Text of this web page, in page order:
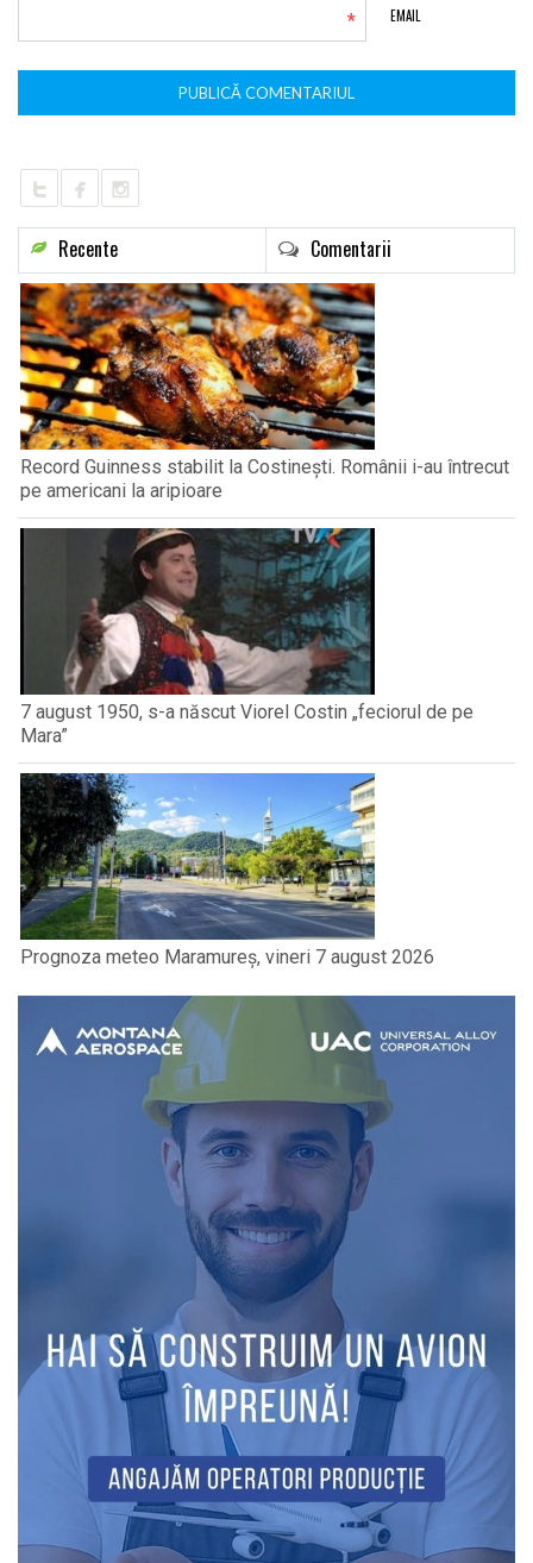
EMAIL
*
Recente Comentarii
Record Guinness stabilit la Costinești. Românii i-au întrecut
pe americani la aripioare
7 august 1950, s-a născut Viorel Costin „feciorul de pe
Mara”
Prognoza meteo Maramureș, vineri 7 august 2026